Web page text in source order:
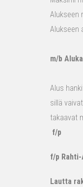
Alukseen
Alukseen
m/b
Alus
sillä
takaavat
f/p
f/p
Lautta